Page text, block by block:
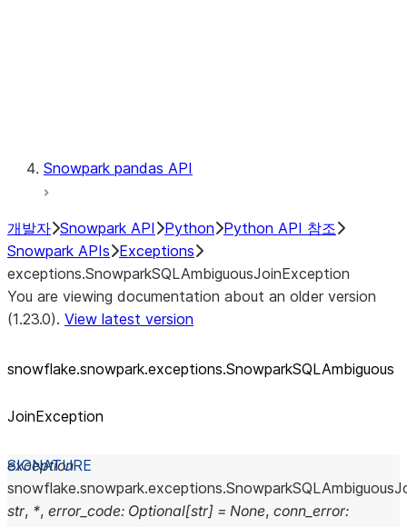
Snowpark pandas API
개발자 Snowpark API Python Python API 참조
Snowpark APIs Exceptions
exceptions.SnowparkSQLAmbiguousJoinException
You are viewing documentation about an older version
(1.23.0). View latest version
snowflake.snowpark.exceptions.SnowparkSQLAmbiguous
JoinException
exception
snowflake.snowpark.exceptions.
str, *, error_code: Optional[str] = None, conn_error: